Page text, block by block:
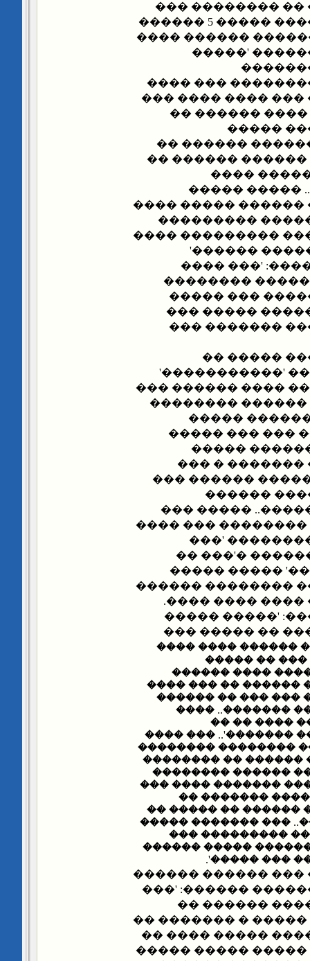
��� ���� ������
���� ������ ������ ����� 5 ������
����'.. ����� ��
�����
������
���������� ��
����� �� ������
���� ����
�������
�'���������'
������ �������
���� �����ɡ
�������
����� ������ ��
�� ��� ����
����� ��� ��
�������
������.. ����
��������
����� ������
������� �� ���
������ �����
���� ����
��������
�������� �������
�������� �����
�� ����� ��
����� ����'!!!'..
������ ����
�������� ��
���� � ���� ���
�����
������� �� ���
������ �������
������ ��
������' ��
�������
������� �� �����
����� �����
���� ������
����� ��� ��
������ ���� ����
������ ���
�������� ��
��������.. �������
����� �� ����
���� ������ ��
����� ����
�������� �� ������
��� ���� ������: '��
�������� ����� ��
��������..
���� ������� ��
����.. �������
������ ��� ��� ���
������� ���������..
�� ����� �� ���
����� ���� �����
��� �����
�� ����� ������
���� ������
���� �� ��
�������� �����
� ���� �����
����� ��������